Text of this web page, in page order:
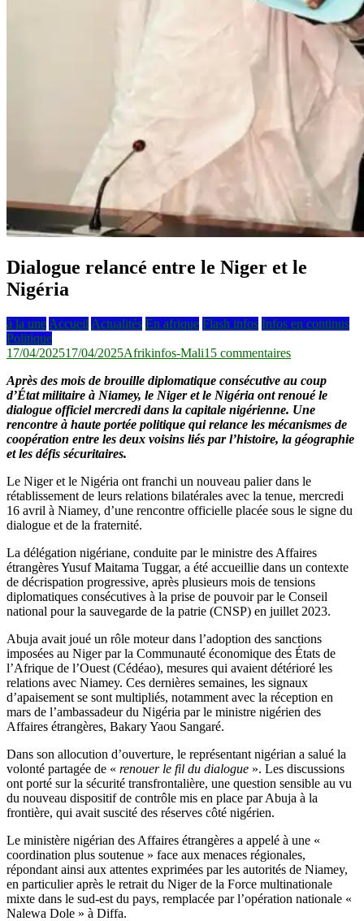
Dialogue relancé entre le Niger et le
Nigéria
à la une Accueil Actualités En afrique Flash infos Infos en continus
Politique
17/04/202517/04/2025Afrikinfos-Mali15 commentairessur
relancé
entre
le
Niger
et
Après des mois de brouille diplomatique consécutive au coup
d’État militaire à Niamey, le Niger et le Nigéria ont renoué le
dialogue officiel mercredi dans la capitale nigérienne. Une
rencontre à haute portée politique qui relance les mécanismes de
coopération entre les deux voisins liés par l’histoire, la géographie
et les défis sécuritaires.
Le Niger et le Nigéria ont franchi un nouveau palier dans le
rétablissement de leurs relations bilatérales avec la tenue, mercredi
16 avril à Niamey, d’une rencontre officielle placée sous le signe du
dialogue et de la fraternité.
La délégation nigériane, conduite par le ministre des Affaires
étrangères Yusuf Maitama Tuggar, a été accueillie dans un contexte
de décrispation progressive, après plusieurs mois de tensions
diplomatiques consécutives à la prise de pouvoir par le Conseil
national pour la sauvegarde de la patrie (CNSP) en juillet 2023.
Abuja avait joué un rôle moteur dans l’adoption des sanctions
imposées au Niger par la Communauté économique des États de
l’Afrique de l’Ouest (Cédéao), mesures qui avaient détérioré les
relations avec Niamey. Ces dernières semaines, les signaux
d’apaisement se sont multipliés, notamment avec la réception en
mars de l’ambassadeur du Nigéria par le ministre nigérien des
Affaires étrangères, Bakary Yaou Sangaré.
Dans son allocution d’ouverture, le représentant nigérian a salué la
volonté partagée de « renouer le fil du dialogue ». Les discussions
ont porté sur la sécurité transfrontalière, une question sensible au vu
du nouveau dispositif de contrôle mis en place par Abuja à la
frontière, qui avait suscité des réserves côté nigérien.
Le ministère nigérian des Affaires étrangères a appelé à une «
coordination plus soutenue » face aux menaces régionales,
répondant ainsi aux attentes exprimées par les autorités de Niamey,
en particulier après le retrait du Niger de la Force multinationale
mixte dans le sud-est du pays, remplacée par l’opération nationale «
Nalewa Dole » à Diffa.